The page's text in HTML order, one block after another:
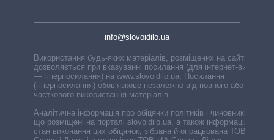
info@slovoidilo.ua
Використання будь-яких матеріалів, розміщених на сайті,
дозволяється при вказуванні посилання (для інтернет-видань
— гіперпосилання) на www.slovoidilo.ua. Посилання
(гіперпосилання) обов’язкове незалежно від повного або
часткового використання матеріалів.
Аналітична інформація про обіцянки політиків і чиновників,
що розміщені на порталі slovoidilo.ua, а також інформація про
стан виконання цих обіцянок, зібрана й опрацьована ТОВ «ІА